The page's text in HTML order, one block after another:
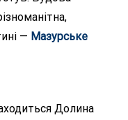
— Мазурське
Долина